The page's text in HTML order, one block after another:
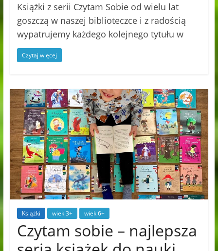
Książki z serii Czytam Sobie od wielu lat
goszczą w naszej biblioteczce i z radością
wypatrujemy każdego kolejnego tytułu w
Czytaj więcej
Książki wiek 3+ wiek 6+
Czytam sobie – najlepsza